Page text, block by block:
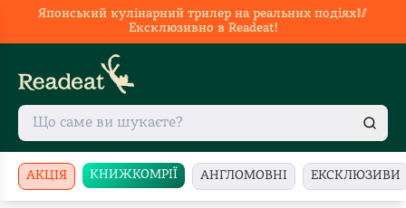
Японський кулінарний трилер на реальних подіях🥢
Ексклюзивно в Readeat!
АКЦІЯ КНИЖКОМРІЇ АНГЛОМОВНІ ЕКСКЛЮЗИВИ